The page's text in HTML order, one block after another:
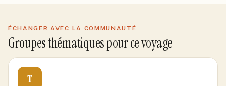
ÉCHANGER AVEC LA COMMUNAUTÉ
Groupes thématiques pour ce voyage
T